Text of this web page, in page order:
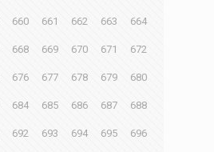
660 661 662 663 664
668 669 670 671 672
676 677 678 679 680
684 685 686 687 688
692 693 694 695 696